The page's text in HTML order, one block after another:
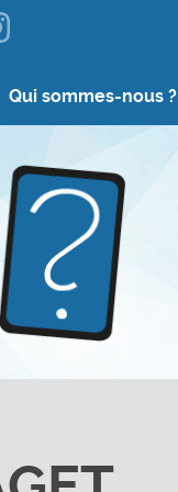
Qui sommes-nous ?